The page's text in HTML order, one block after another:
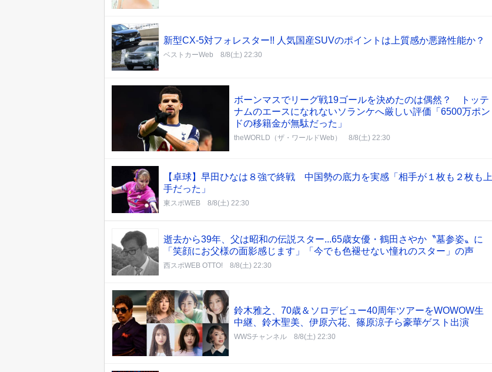
新型CX-5対フォレスター!! 人気国産SUVのポイントは上質感か悪路性能か？
ベストカーWeb 8/8(土) 22:30
ボーンマスでリーグ戦19ゴールを決めたのは偶然？ トッテ
ナムのエースになれないソランケへ厳しい評価「6500万ポン
ドの移籍金が無駄だった」
theWORLD（ザ・ワールドWeb） 8/8(土) 22:30
【卓球】早田ひなは８強で終戦 中国勢の底力を実感「相手が１枚も２枚も上
手だった」
東スポWEB 8/8(土) 22:30
逝去から39年、父は昭和の伝説スター...65歳女優・鶴田さやか〝墓参姿〟に
「笑顔にお父様の面影感じます」「今でも色褪せない憧れのスター」の声
西スポWEB OTTO! 8/8(土) 22:30
鈴木雅之、70歳＆ソロデビュー40周年ツアーをWOWOW生
中継、鈴木聖美、伊原六花、篠原涼子ら豪華ゲスト出演
WWSチャンネル 8/8(土) 22:30